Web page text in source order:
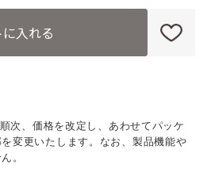
入れる
次、価格を改定し、あわせてパッケ
変更いたします。なお、製品機能や
。